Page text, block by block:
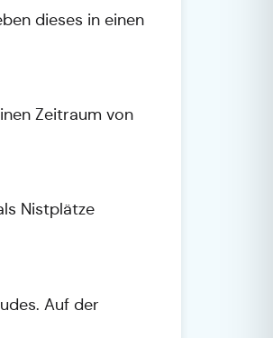
dieses in einen
Zeitraum von
Nistplätze
Auf der